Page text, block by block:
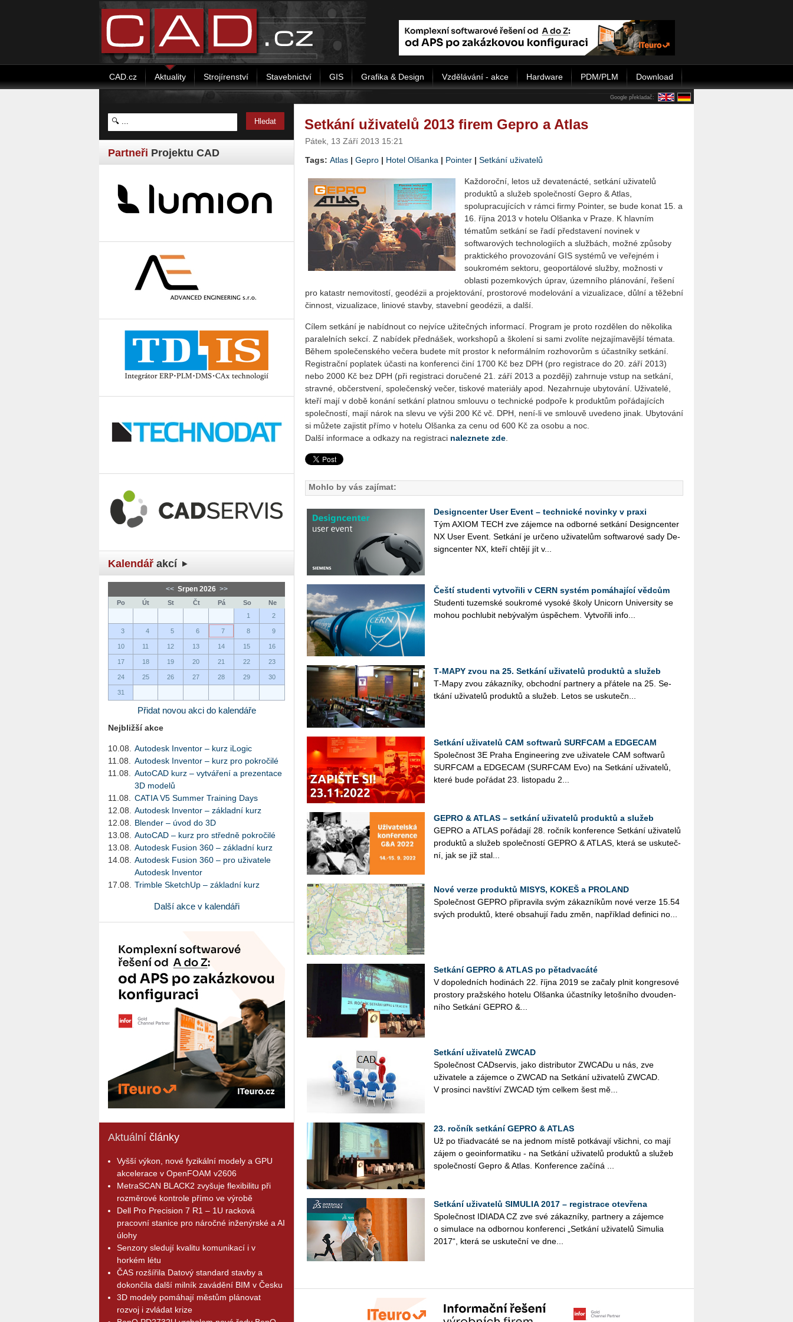
CAD.cz Aktuality Strojírenství Stavebnictví GIS Grafika & Design Vzdělávání - akce Hardware PDM/PLM Download
Google překladač:
Partneři Projektu CAD
Kalendář akcí
<< Srpen 2026 >>
Po Út St Čt Pá So
Ne
1
2
3 4 5 6 7 8 9
10 11 12 13 14 15 16
17 18 19 20 21 22 23
24 25 26 27 28 29 30
31
Přidat novou akci do kalendáře
Nejbližší akce
10.08.
Autodesk Inventor – kurz iLogic
11.08.
Autodesk Inventor – kurz pro pokročilé
11.08.
AutoCAD kurz – vytváření a prezentace
3D modelů
11.08.
CATIA V5 Summer Training Days
12.08.
Autodesk Inventor – základní kurz
12.08.
Blender – úvod do 3D
13.08.
AutoCAD – kurz pro středně pokročilé
13.08.
Autodesk Fusion 360 – základní kurz
14.08.
Autodesk Fusion 360 – pro uživatele
Autodesk Inventor
17.08.
Trimble SketchUp – základní kurz
Další akce v kalendáři
Aktuální články
Vyšší výkon, nové fyzikální modely a GPU
akcelerace v OpenFOAM v2606
MetraSCAN BLACK2 zvyšuje flexibilitu při
rozměrové kontrole přímo ve výrobě
Dell Pro Precision 7 R1 – 1U racková
pracovní stanice pro náročné inženýrské a AI
úlohy
Senzory sledují kvalitu komunikací i v
horkém létu
ČAS rozšířila Datový standard stavby a
dokončila další milník zavádění BIM v Česku
3D modely pomáhají městům plánovat
rozvoj i zvládat krize
Setkání uživatelů 2013 firem Gepro a Atlas
Pátek, 13 Září 2013 15:21
Tags: Atlas | Gepro | Hotel Olšanka | Pointer | Setkání uživatelů
Každoroční, letos už devatenácté, setkání uživatelů
produktů a služeb společností Gepro & Atlas,
spolupracujících v rámci firmy Pointer, se bude konat 15. a
16. října 2013 v hotelu Olšanka v Praze. K hlavním
tématům setkání se řadí představení novinek v
softwarových technologiích a službách, možné způsoby
praktického provozování GIS systémů ve veřejném i
soukromém sektoru, geoportálové služby, možnosti v
oblasti pozemkových úprav, územního plánování, řešení
pro katastr nemovitostí, geodézii a projektování, prostorové modelování a vizualizace, důlní a těžební
činnost, vizualizace, liniové stavby, stavební geodézii, a další.
Cílem setkání je nabídnout co nejvíce užitečných informací. Program je proto rozdělen do několika
paralelních sekcí. Z nabídek přednášek, workshopů a školení si sami zvolíte nejzajímavější témata.
Během společenského večera budete mít prostor k neformálním rozhovorům s účastníky setkání.
Registrační poplatek účasti na konferenci činí 1700 Kč bez DPH (pro registrace do 20. září 2013)
nebo 2000 Kč bez DPH (při registraci doručené 21. září 2013 a později) zahrnuje vstup na setkání,
stravné, občerstvení, společenský večer, tiskové materiály apod. Nezahrnuje ubytování. Uživatelé,
kteří mají v době konání setkání platnou smlouvu o technické podpoře k produktům pořádajících
společností, mají nárok na slevu ve výši 200 Kč vč. DPH, není-li ve smlouvě uvedeno jinak. Ubytování
si můžete zajistit přímo v hotelu Olšanka za cenu od 600 Kč za osobu a noc.
Další informace a odkazy na registraci naleznete zde
Mohlo by vás zajímat:
Designcenter User Event – technické novinky v praxi
Tým AXIOM TECH zve zá­jem­ce na od­bor­né se­tká­ní De­sign­cen­ter
NX User Event. Se­tká­ní je ur­če­no uži­va­te­lům soft­wa­ro­vé sady De­
sign­cen­ter NX, kteří chtě­jí jít v...
Čeští studenti vytvořili v CERN systém pomáhající vědcům
Stu­den­ti tu­zem­ské sou­kro­mé vy­so­ké školy Uni­corn Uni­ver­si­ty se
mohou pochlu­bit ne­bý­va­lým úspě­chem. Vy­tvo­ři­li in­fo...
T‑MAPY zvou na 25. Setkání uživatelů produktů a služeb
T‑Mapy zvou zá­kaz­ní­ky, ob­chod­ní part­ne­ry a přá­te­le na 25. Se­
tká­ní uži­va­te­lů pro­duk­tů a slu­žeb. Letos se usku­teč­n...
Setkání uživatelů CAM softwarů SURFCAM a EDGECAM
Spo­leč­nost 3E Praha En­gi­nee­ring zve uži­va­te­le CAM soft­wa­rů
SURF­CAM a ED­GE­CAM (SURF­CA­M Evo) na Se­tká­ní uži­va­te­lů,
které bude po­řá­dat 23. lis­to­pa­du 2...
GEPRO & ATLAS – setkání uživatelů produktů a služeb
GEPRO a ATLAS po­řá­da­jí 28. roč­ník kon­fe­ren­ce Se­tká­ní uži­va­te­lů
pro­duk­tů a slu­žeb spo­leč­nos­tí GEPRO & ATLAS, která se usku­teč­
ní, jak se již stal...
Nové verze produktů MISYS, KOKEŠ a PROLAND
Spo­leč­nost GEPRO při­pra­vi­la svým zá­kaz­ní­kům nové verze 15.54
svých pro­duk­tů, které ob­sa­hu­jí řadu změn, na­pří­klad de­fi­ni­ci no...
Setkání GEPRO & ATLAS po pětadvacáté
V do­po­led­ních ho­di­nách 22. října 2019 se za­ča­ly plnit kon­gre­so­vé
pro­sto­ry praž­ské­ho ho­te­lu Ol­šan­ka účast­ní­ky le­toš­ní­ho dvou­den­
ní­ho Se­tká­ní GEPRO &...
Setkání uživatelů ZWCAD
Společnost CADservis, jako distributor ZWCADu u nás, zve
uživatele a zájemce o ZWCAD na Setkání uživatelů ZWCAD.
V prosinci navštíví ZWCAD tým celkem šest mě...
23. ročník setkání GEPRO & ATLAS
Už po třiadvacáté se na jednom místě potkávají všichni, co mají
zájem o geoinformatiku - na Setkání uživatelů produktů a služeb
společností Gepro & Atlas. Konference začíná ...
Setkání uživatelů SIMULIA 2017 – registrace otevřena
Společnost IDIADA CZ zve své zákazníky, partnery a zájemce
o simulace na odbornou konferenci „Setkání uživatelů Simulia
2017“, která se uskuteční ve dne...